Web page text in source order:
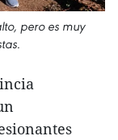
pero es muy